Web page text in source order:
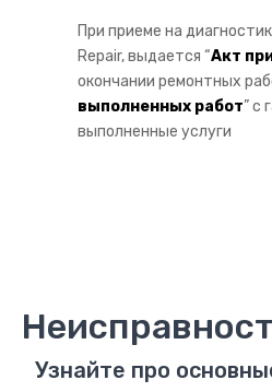
Авто видеорегистраторы
Видеорегистраторы
ИНФОРМАЦИЯ
Сотрудничество
При приеме на
Repair, выдается “Акт
окончании ремонтных
выполненных работ” с
выполненные услуги
Узнайте про